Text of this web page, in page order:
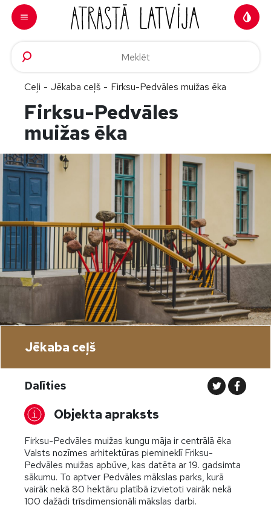
Doties uz saturu
Ceļi - Jēkaba ceļš - Firksu-Pedvāles muižas ēka
Firksu-Pedvāles
muižas ēka
Jēkaba ceļš
Dalīties
Objekta apraksts
Firksu-Pedvāles muižas kungu māja ir centrālā ēka
Valsts nozīmes arhitektūras piemineklī Friksu-
Pedvāles muižas apbūve, kas datēta ar 19. gadsimta
sākumu. To aptver Pedvāles mākslas parks, kurā
vairāk nekā 80 hektāru platībā izvietoti vairāk nekā
100 dažādi trīsdimensionāli mākslas darbi.